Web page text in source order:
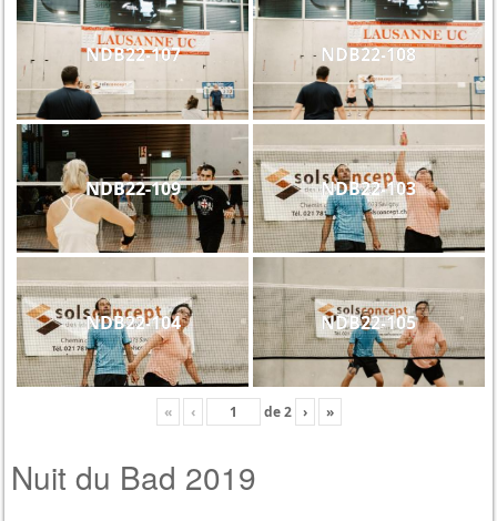
NDB22-107 NDB22-108
NDB22-109 NDB22-103
NDB22-104 NDB22-105
« ‹ de2 › »
Nuit du Bad 2019